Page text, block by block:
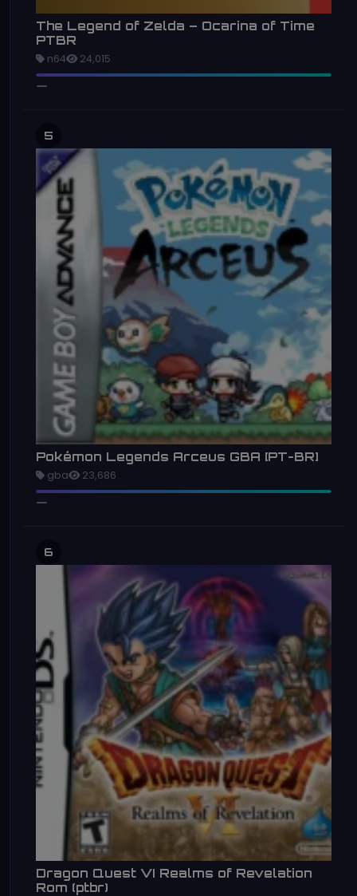
The Legend of Zelda – Ocarina of Time
PTBR
n64 24,015
5
Pokémon Legends Arceus GBA [PT-BR]
gba 23,686
6
Dragon Quest VI Realms of Revelation
Rom (ptbr)